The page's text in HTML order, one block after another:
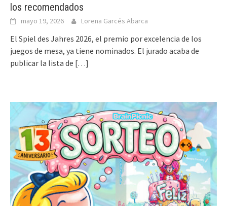
los recomendados
mayo 19, 2026 Lorena Garcés Abarca
El Spiel des Jahres 2026, el premio por excelencia de los
juegos de mesa, ya tiene nominados. El jurado acaba de
publicar la lista de […]